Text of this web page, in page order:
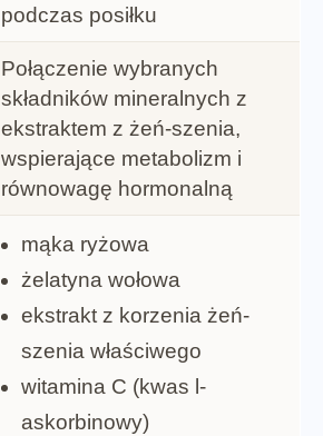
podczas posiłku
Połączenie wybranych
składników mineralnych z
ekstraktem z żeń-szenia,
wspierające metabolizm i
równowagę hormonalną
mąka ryżowa
żelatyna wołowa
ekstrakt z korzenia żeń-
szenia właściwego
witamina C (kwas l-
askorbinowy)